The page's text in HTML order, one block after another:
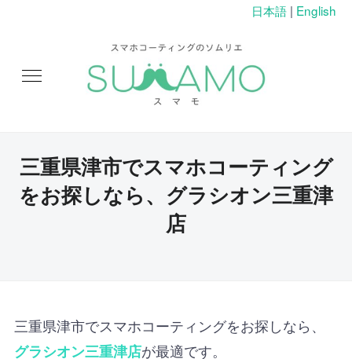
日本語 | English
三重県津市でスマホコーティング
をお探しなら、グラシオン三重津
店
三重県津市でスマホコーティングをお探しなら、
グラシオン三重津店が最適です。